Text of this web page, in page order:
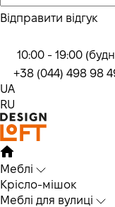
Відправити відгук
10:00 - 19:00
+38 (044) 498 98
UA
RU
Меблі
Крісло-мішок
Меблі для вулиці